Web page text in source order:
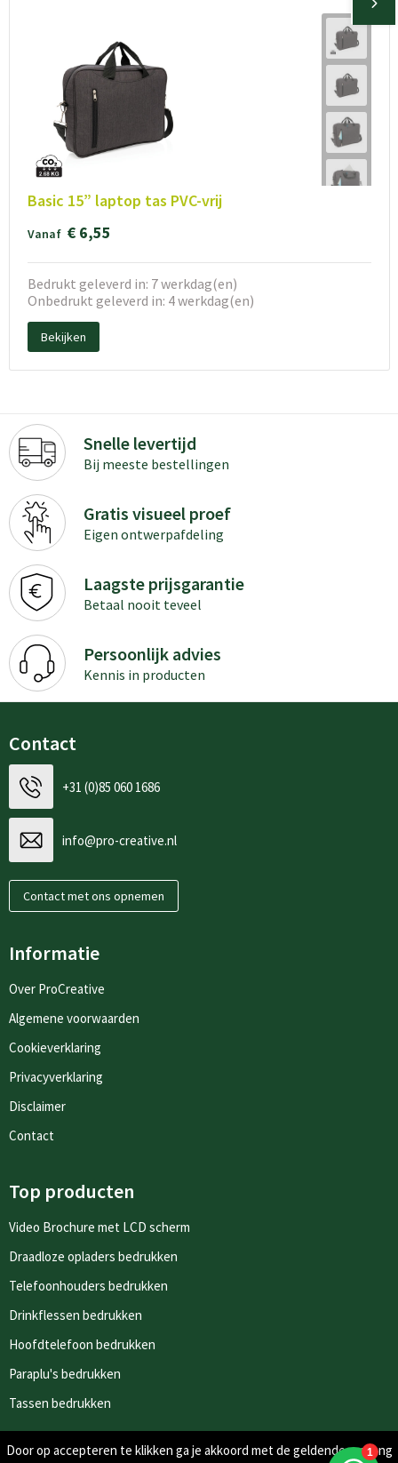
Basic 15” laptop tas PVC-vrij
Vanaf € 6,55
Bedrukt geleverd in: 7 werkdag(en)
Onbedrukt geleverd in: 4 werkdag(en)
Bekijken
Snelle levertijd
Bij meeste bestellingen
Gratis visueel proef
Eigen ontwerpafdeling
Laagste prijsgarantie
Betaal nooit teveel
Persoonlijk advies
Kennis in producten
Contact
+31 (0)85 060 1686
info@pro-creative.nl
Contact met ons opnemen
Informatie
Over ProCreative
Algemene voorwaarden
Cookieverklaring
Privacyverklaring
Disclaimer
Contact
Top producten
Video Brochure met LCD scherm
Draadloze opladers bedrukken
Telefoonhouders bedrukken
Drinkflessen bedrukken
Hoofdtelefoon bedrukken
Paraplu's bedrukken
Tassen bedrukken
Door op accepteren te klikken ga je akkoord met de geldende omgang